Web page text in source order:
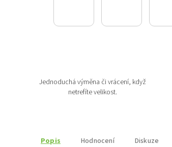
Jednoduchá výměna či vrácení, když
netrefíte velikost.
Popis Hodnocení Diskuze